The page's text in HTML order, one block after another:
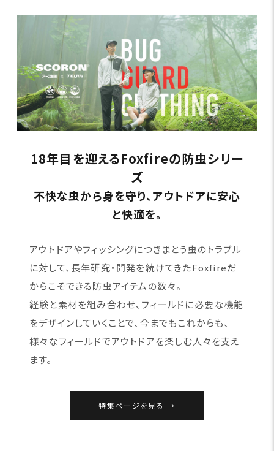
18年目を迎えるFoxfireの防虫シリー
ズ
不快な虫から身を守り、アウトドアに安心
と快適を。
アウトドアやフィッシングにつきまとう虫のトラブル
に対して、長年研究・開発を続けてきたFoxfireだ
からこそできる防虫アイテムの数々。
経験と素材を組み合わせ、フィールドに必要な機能
をデザインしていくことで、今までもこれからも、
様々なフィールドでアウトドアを楽しむ人々を支え
ます。
特集ページを見る